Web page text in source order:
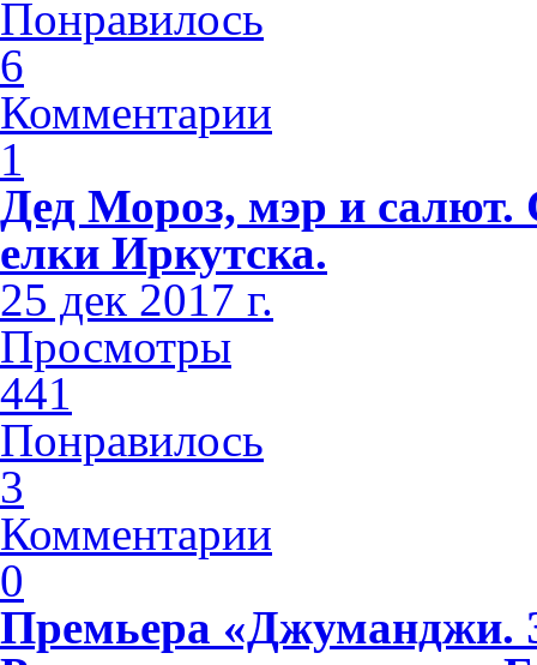
Понравилось
6
Комментарии
1
Дед Мороз, мэр и
елки Иркутска.
25 дек 2017 г.
Просмотры
441
Понравилось
3
Комментарии
0
Премьера «Джуманджи.